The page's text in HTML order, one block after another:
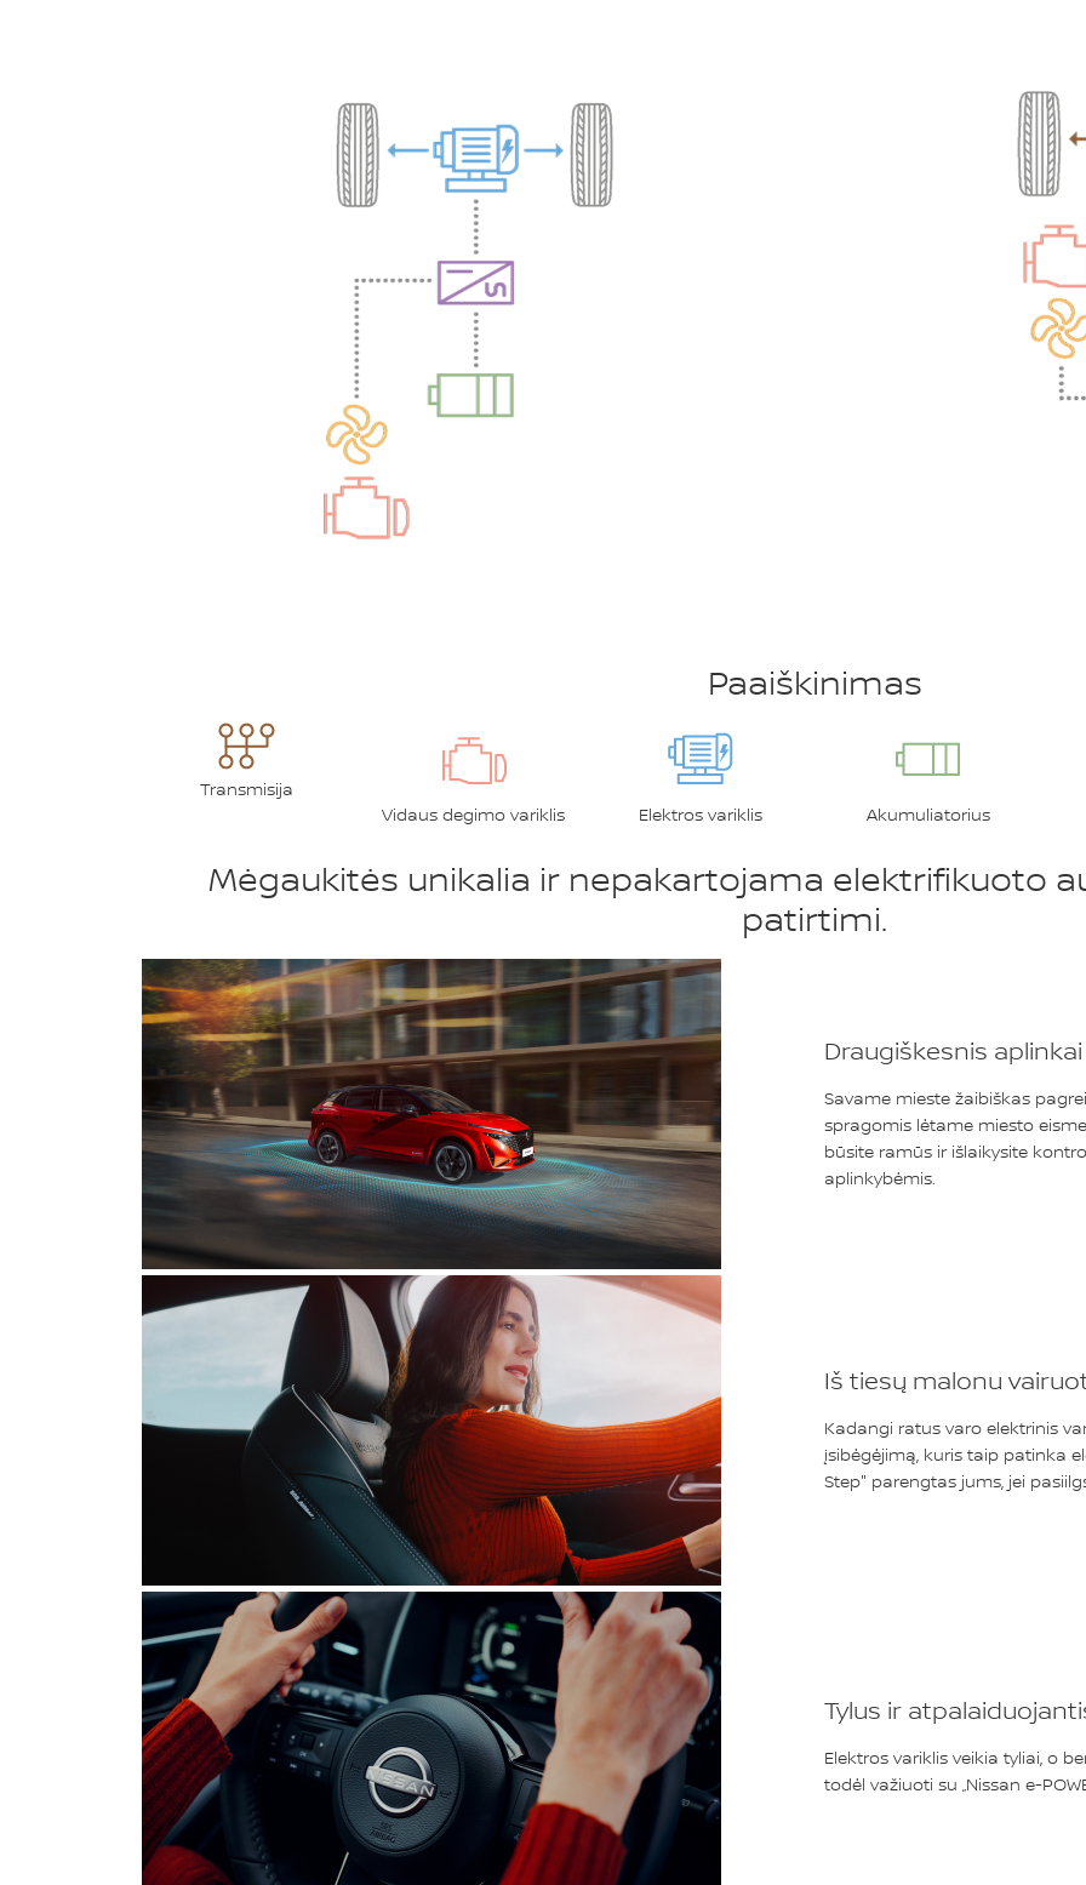
Paaiškinimas
Transmisija
Vidaus degimo variklis
Elektros variklis Akumuliatorius
Mėgaukitės unikalia ir nepakartojama elektrifikuoto
patirtimi.
Draugiškesnis aplinkai
Savame mieste žaibiškas
spragomis lėtame miesto
būsite ramūs ir išlaikysite
aplinkybėmis.
Iš tiesų malonu
Kadangi ratus varo elektrinis
įsibėgėjimą, kuris taip patinka
Step" parengtas jums, jei
Tylus ir
Elektros variklis veikia tyliai, o
todėl važiuoti su „Nissan e-